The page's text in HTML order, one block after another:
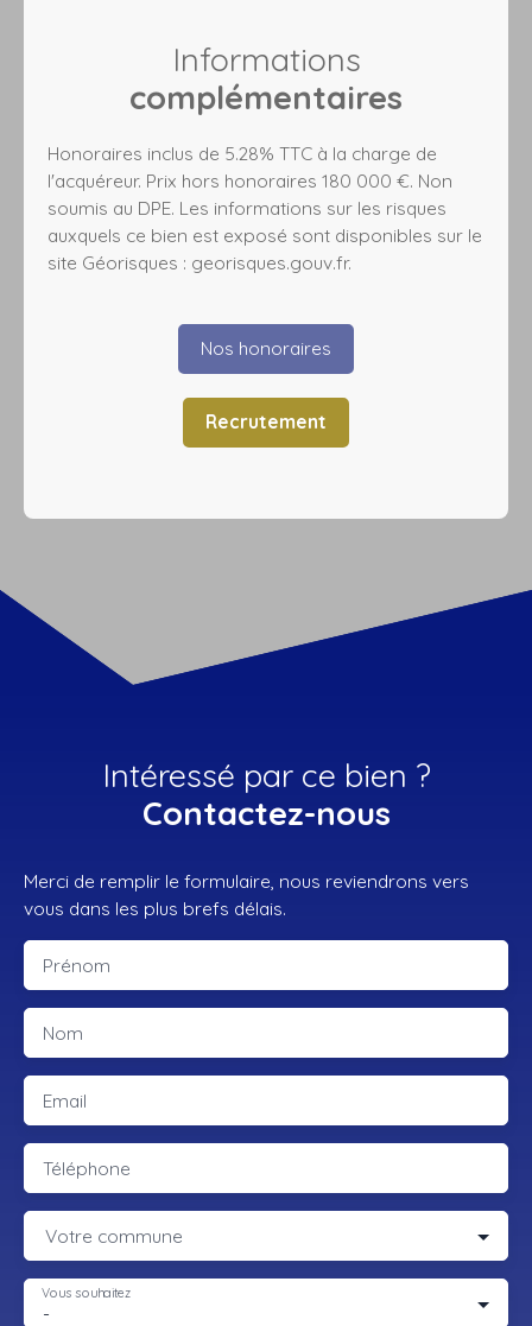
Informations
complémentaires
Honoraires inclus de 5.28% TTC à la charge de
l'acquéreur. Prix hors honoraires 180 000 €. Non
soumis au DPE. Les informations sur les risques
auxquels ce bien est exposé sont disponibles sur le
site Géorisques : georisques.gouv.fr.
Nos honoraires
Recrutement
Intéressé par ce bien ?
Contactez-nous
Merci de remplir le formulaire, nous reviendrons vers
vous dans les plus brefs délais.
Prénom
Nom
Email
Téléphone
Votre commune
-
Vous souhaitez